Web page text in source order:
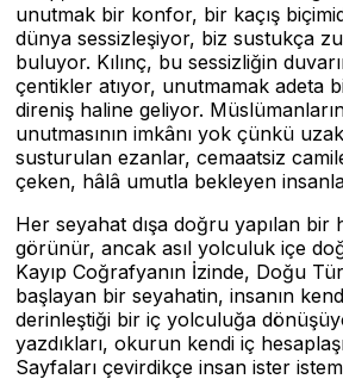
unutmak bir konfor, bir kaçış
dünya sessizleşiyor, biz sustukça
buluyor. Kılınç, bu sessizliğin
çentikler atıyor, unutmamak adeta
direniş haline geliyor.
unutmasının imkânı yok çünkü
susturulan ezanlar, cemaatsiz
çeken, hâlâ umutla bekleyen
Her seyahat dışa doğru yapılan bir
görünür, ancak asıl yolculuk içe
Kayıp Coğrafyanın İzinde, Doğu
başlayan bir seyahatin, insanın
derinleştiği bir iç yolculuğa
yazdıkları, okurun kendi iç
Sayfaları çevirdikçe insan ister